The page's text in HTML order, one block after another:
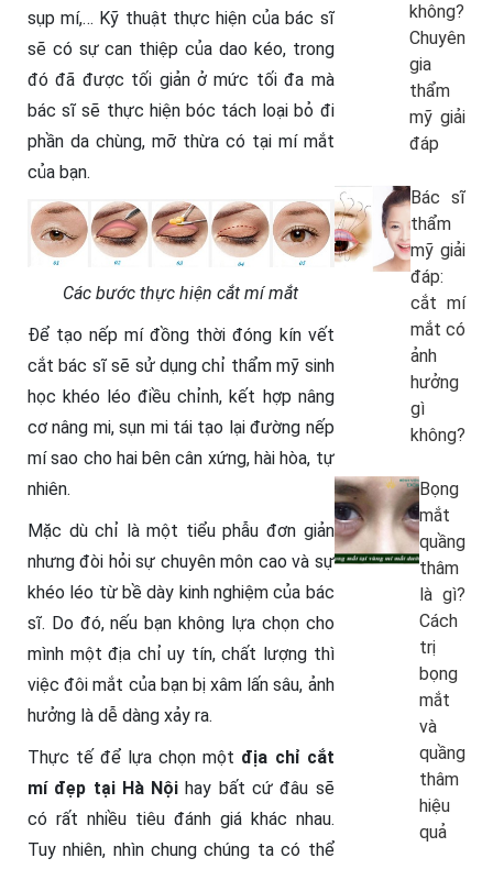
sụp mí,… Kỹ thuật thực hiện của bác sĩ
sẽ có sự can thiệp của dao kéo, trong
đó đã được tối giản ở mức tối đa mà
bác sĩ sẽ thực hiện bóc tách loại bỏ đi
phần da chùng, mỡ thừa có tại mí mắt
của bạn.
Các bước thực hiện cắt mí mắt
Để tạo nếp mí đồng thời đóng kín vết
cắt bác sĩ sẽ sử dụng chỉ thẩm mỹ sinh
học khéo léo điều chỉnh, kết hợp nâng
cơ nâng mi, sụn mi tái tạo lại đường nếp
mí sao cho hai bên cân xứng, hài hòa, tự
nhiên.
Mặc dù chỉ là một tiểu phẫu đơn giản
nhưng đòi hỏi sự chuyên môn cao và sự
khéo léo từ bề dày kinh nghiệm của bác
sĩ. Do đó, nếu bạn không lựa chọn cho
mình một địa chỉ uy tín, chất lượng thì
việc đôi mắt của bạn bị xâm lấn sâu, ảnh
hưởng là dễ dàng xảy ra.
Thực tế để lựa chọn một địa chỉ cắt
mí đẹp tại Hà Nội hay bất cứ đâu sẽ
có rất nhiều tiêu đánh giá khác nhau.
Tuy nhiên, nhìn chung chúng ta có thể
không?
Chuyên
gia
thẩm
mỹ giải
đáp
Bác sĩ
thẩm
mỹ giải
đáp:
cắt mí
mắt có
ảnh
hưởng
gì
không?
Bọng
mắt
quầng
thâm
là gì?
Cách
trị
bọng
mắt
và
quầng
thâm
hiệu
quả